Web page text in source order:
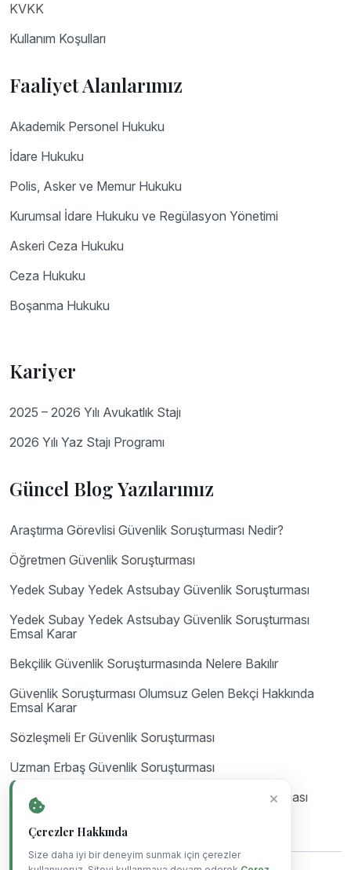
KVKK
Kullanım Koşulları
Faaliyet Alanlarımız
Akademik Personel Hukuku
İdare Hukuku
Polis, Asker ve Memur Hukuku
Kurumsal İdare Hukuku ve Regülasyon Yönetimi
Askeri Ceza Hukuku
Ceza Hukuku
Boşanma Hukuku
Kariyer
2025 – 2026 Yılı Avukatlık Stajı
2026 Yılı Yaz Stajı Programı
Güncel Blog Yazılarımız
Araştırma Görevlisi Güvenlik Soruşturması Nedir?
Öğretmen Güvenlik Soruşturması
Yedek Subay Yedek Astsubay Güvenlik Soruşturması
Yedek Subay Yedek Astsubay Güvenlik Soruşturması
Emsal Karar
Bekçilik Güvenlik Soruşturmasında Nelere Bakılır
Güvenlik Soruşturması Olumsuz Gelen Bekçi Hakkında
Emsal Karar
Sözleşmeli Er Güvenlik Soruşturması
Uzman Erbaş Güvenlik Soruşturması
Astsubay Güvenlik Soruşturması ve Arşiv Araştırması
Çerezler Hakkında
Size daha iyi bir deneyim sunmak için çerezler